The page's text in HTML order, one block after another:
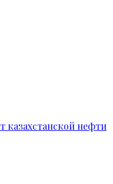
казахстанской нефти